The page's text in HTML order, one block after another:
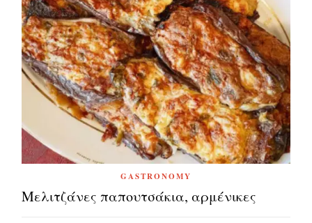
GASTRONOMY
Μελιτζάνες παπουτσάκια, αρμένικες